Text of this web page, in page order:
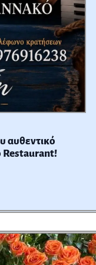
αυθεντικό
Restaurant!